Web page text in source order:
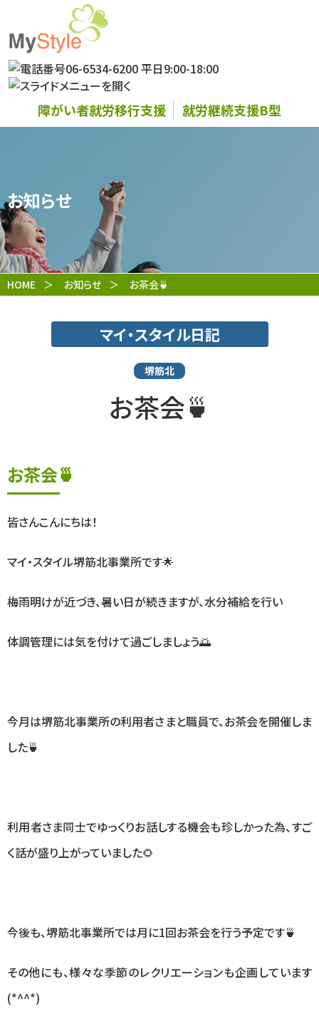
障がい者就労移行支援 就労継続支援B型
お知らせ
HOME お知らせ お茶会🍵
マイ・スタイル日記
堺筋北
お茶会🍵
お茶会🍵
皆さんこんにちは！
マイ・スタイル堺筋北事業所です🌟
梅雨明けが近づき、暑い日が続きますが、水分補給を行い
体調管理には気を付けて過ごしましょう🌅
今月は堺筋北事業所の利用者さまと職員で、お茶会を開催しま
した🍵
利用者さま同士でゆっくりお話しする機会も珍しかった為、すご
く話が盛り上がっていました🌻
今後も、堺筋北事業所では月に1回お茶会を行う予定です🍵
その他にも、様々な季節のレクリエーションも企画しています
(*^^*)